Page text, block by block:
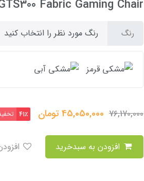
Fabric Gaming Chair
رنگ رنگ مورد نظر را انتخاب کنید
76,170,000
45,050,000تومان 41٪